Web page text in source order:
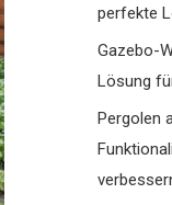
perfekte
Gazebo-
Lösung
Pergolen